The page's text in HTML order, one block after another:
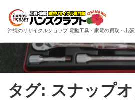
沖縄のリサイクルショップ 電動工具・家電の買取・出
タグ: スナップ